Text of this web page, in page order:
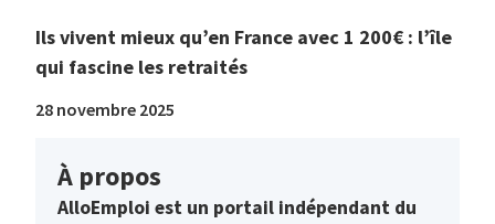
Ils vivent mieux qu’en France avec 1 200€ : l’île
qui fascine les retraités
28 novembre 2025
À propos
AlloEmploi est un portail indépendant du